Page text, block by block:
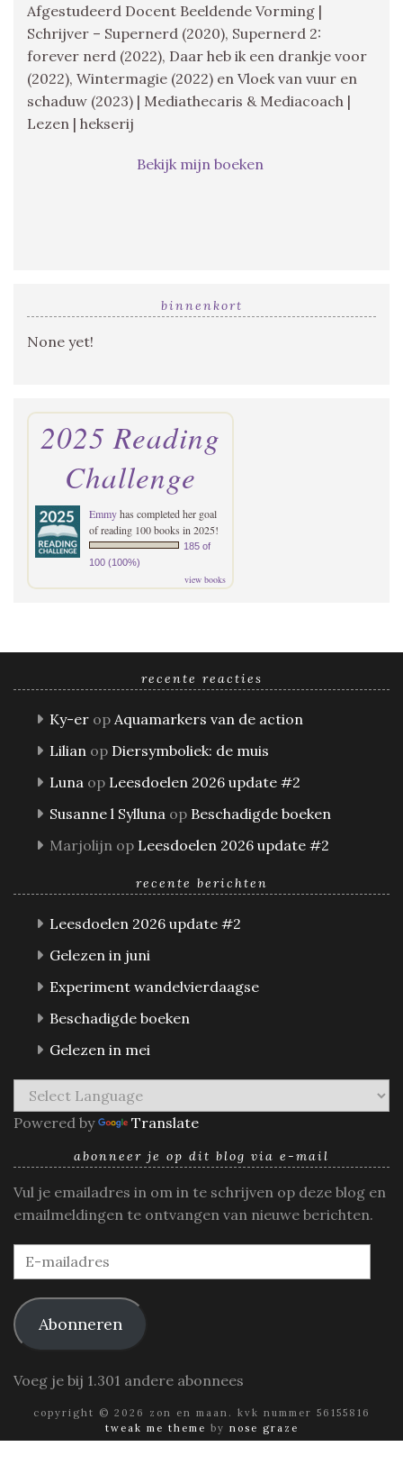
Afgestudeerd Docent Beeldende Vorming |
Schrijver – Supernerd (2020), Supernerd 2:
forever nerd (2022), Daar heb ik een drankje voor
(2022), Wintermagie (2022) en Vloek van vuur en
schaduw (2023) | Mediathecaris & Mediacoach |
Lezen | hekserij
Bekijk mijn boeken
binnenkort
None yet!
2025 Reading
Challenge
Emmyhas completed her goal
of reading 100 books in 2025!
185 of
100 (100%)
view books
recente reacties
Ky-er op Aquamarkers van de action
Lilian op Diersymboliek: de muis
Luna op Leesdoelen 2026 update #2
Susanne l Sylluna op Beschadigde boeken
Marjolijn op Leesdoelen 2026 update #2
recente berichten
Leesdoelen 2026 update #2
Gelezen in juni
Experiment wandelvierdaagse
Beschadigde boeken
Gelezen in mei
Powered by Translate
abonneer je op dit blog via e-mail
Vul je emailadres in om in te schrijven op deze blog en
emailmeldingen te ontvangen van nieuwe berichten.
E-
mailadres
Abonneren
Voeg je bij 1.301 andere abonnees
copyright © 2026 zon en maan. kvk nummer 56155816
tweak me theme by nose graze